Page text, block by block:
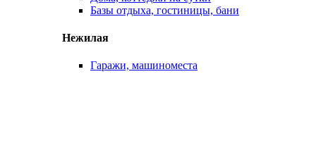
Базы отдыха, гостиницы, бани
Нежилая
Гаражи, машиноместа